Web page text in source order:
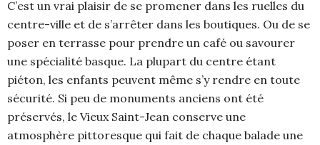
C’est un vrai plaisir de se promener dans les ruelles du
centre-ville et de s’arrêter dans les boutiques. Ou de se
poser en terrasse pour prendre un café ou savourer
une spécialité basque. La plupart du centre étant
piéton, les enfants peuvent même s’y rendre en toute
sécurité. Si peu de monuments anciens ont été
préservés, le Vieux Saint-Jean conserve une
atmosphère pittoresque qui fait de chaque balade une